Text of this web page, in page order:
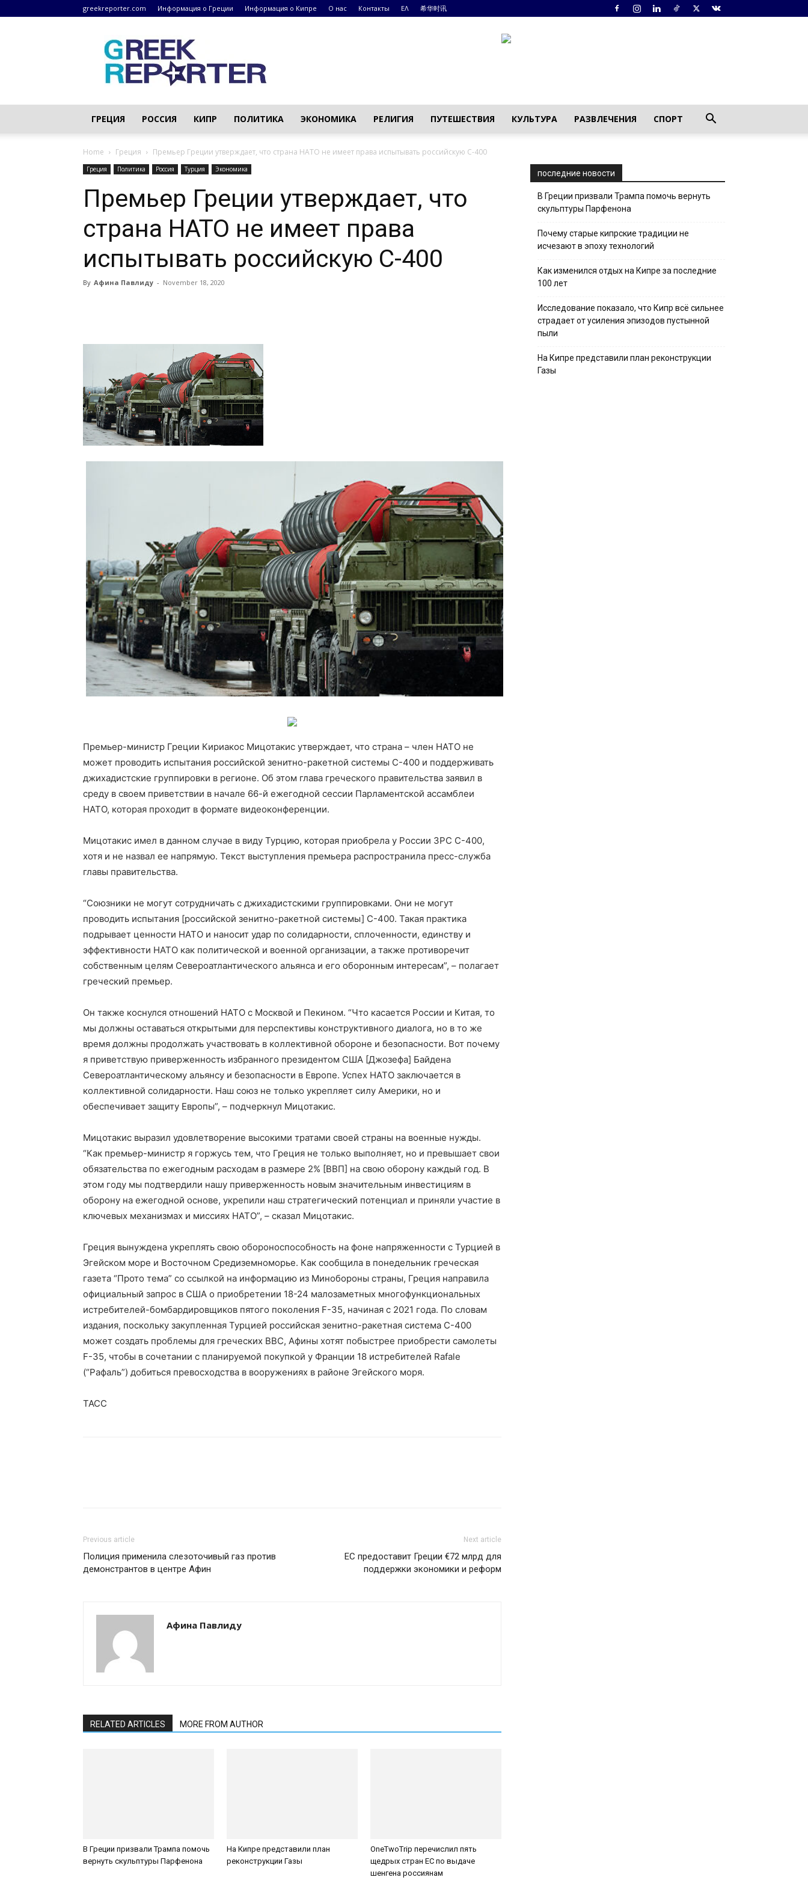
greekreporter.com Информация о Греции Информация о Кипре О нас Контакты ΕΛ 希华时讯
Греческие
новости
–
greekreporter.com
ГРЕЦИЯ РОССИЯ КИПР ПОЛИТИКА ЭКОНОМИКА РЕЛИГИЯ ПУТЕШЕСТВИЯ КУЛЬТУРА РАЗВЛЕЧЕНИЯ СПОРТ
Home Греция Премьер Греции утверждает, что страна НАТО не имеет права испытывать российскую С-400
Греция Политика Россия Турция Экономика
Премьер Греции утверждает, что
страна НАТО не имеет права
испытывать российскую С-400
By Афина Павлиду - November 18, 2020
Премьер-министр Греции Кириакос Мицотакис утверждает, что страна – член НАТО не
может проводить испытания российской зенитно-ракетной системы С-400 и поддерживать
джихадистские группировки в регионе. Об этом глава греческого правительства заявил в
среду в своем приветствии в начале 66-й ежегодной сессии Парламентской ассамблеи
НАТО, которая проходит в формате видеоконференции.
Мицотакис имел в данном случае в виду Турцию, которая приобрела у России ЗРС С-400,
хотя и не назвал ее напрямую. Текст выступления премьера распространила пресс-служба
главы правительства.
“Союзники не могут сотрудничать с джихадистскими группировками. Они не могут
проводить испытания [российской зенитно-ракетной системы] С-400. Такая практика
подрывает ценности НАТО и наносит удар по солидарности, сплоченности, единству и
эффективности НАТО как политической и военной организации, а также противоречит
собственным целям Североатлантического альянса и его оборонным интересам”, – полагает
греческий премьер.
Он также коснулся отношений НАТО с Москвой и Пекином. “Что касается России и Китая, то
мы должны оставаться открытыми для перспективы конструктивного диалога, но в то же
время должны продолжать участвовать в коллективной обороне и безопасности. Вот почему
я приветствую приверженность избранного президентом США [Джозефа] Байдена
Североатлантическому альянсу и безопасности в Европе. Успех НАТО заключается в
коллективной солидарности. Наш союз не только укрепляет силу Америки, но и
обеспечивает защиту Европы”, – подчеркнул Мицотакис.
Мицотакис выразил удовлетворение высокими тратами своей страны на военные нужды.
“Как премьер-министр я горжусь тем, что Греция не только выполняет, но и превышает свои
обязательства по ежегодным расходам в размере 2% [ВВП] на свою оборону каждый год. В
этом году мы подтвердили нашу приверженность новым значительным инвестициям в
оборону на ежегодной основе, укрепили наш стратегический потенциал и приняли участие в
ключевых механизмах и миссиях НАТО”, – сказал Мицотакис.
Греция вынуждена укреплять свою обороноспособность на фоне напряженности с Турцией в
Эгейском море и Восточном Средиземноморье. Как сообщила в понедельник греческая
газета “Прото тема” со ссылкой на информацию из Минобороны страны, Греция направила
официальный запрос в США о приобретении 18-24 малозаметных многофункциональных
истребителей-бомбардировщиков пятого поколения F-35, начиная с 2021 года. По словам
издания, поскольку закупленная Турцией российская зенитно-ракетная система С-400
может создать проблемы для греческих ВВС, Афины хотят побыстрее приобрести самолеты
F-35, чтобы в сочетании с планируемой покупкой у Франции 18 истребителей Rafale
(“Рафаль”) добиться превосходства в вооружениях в районе Эгейского моря.
ТАСС
Previous article
Полиция применила слезоточивый газ против
демонстрантов в центре Афин
Next article
ЕС предоставит Греции €72 млрд для
поддержки экономики и реформ
Афина Павлиду
RELATED ARTICLES MORE FROM AUTHOR
В Греции призвали Трампа помочь
вернуть скульптуры Парфенона
На Кипре представили план
реконструкции Газы
OneTwoTrip перечислил пять
щедрых стран ЕС по выдаче
шенгена россиянам
последние новости
В Греции призвали Трампа помочь вернуть
скульптуры Парфенона
Почему старые кипрские традиции не
исчезают в эпоху технологий
Как изменился отдых на Кипре за последние
100 лет
Исследование показало, что Кипр всё сильнее
страдает от усиления эпизодов пустынной
пыли
На Кипре представили план реконструкции
Газы